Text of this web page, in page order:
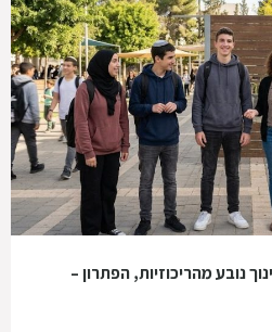
נובע מהריכוזיות, הפתרון –